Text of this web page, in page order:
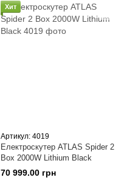
Хит
Артикул: 4019
Електроскутер ATLAS Spider 2
Box 2000W Lithium Black
70 999.00 грн